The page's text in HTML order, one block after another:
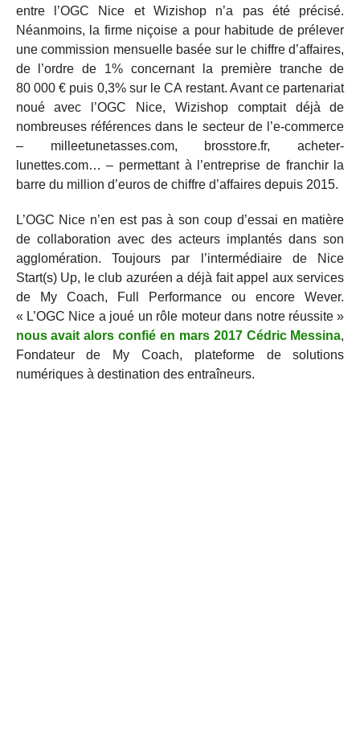
entre l’OGC Nice et Wizishop n’a pas été précisé.
Néanmoins, la firme niçoise a pour habitude de prélever
une commission mensuelle basée sur le chiffre d’affaires,
de l’ordre de 1% concernant la première tranche de
80 000 € puis 0,3% sur le CA restant. Avant ce partenariat
noué avec l’OGC Nice, Wizishop comptait déjà de
nombreuses références dans le secteur de l’e-commerce
– milleetunetasses.com, brosstore.fr, acheter-
lunettes.com… – permettant à l’entreprise de franchir la
barre du million d’euros de chiffre d’affaires depuis 2015.
L’OGC Nice n’en est pas à son coup d’essai en matière
de collaboration avec des acteurs implantés dans son
agglomération. Toujours par l’intermédiaire de Nice
Start(s) Up, le club azuréen a déjà fait appel aux services
de My Coach, Full Performance ou encore Wever.
« L’OGC Nice a joué un rôle moteur dans notre réussite »
nous avait alors confié en mars 2017 Cédric Messina,
Fondateur de My Coach, plateforme de solutions
numériques à destination des entraîneurs.